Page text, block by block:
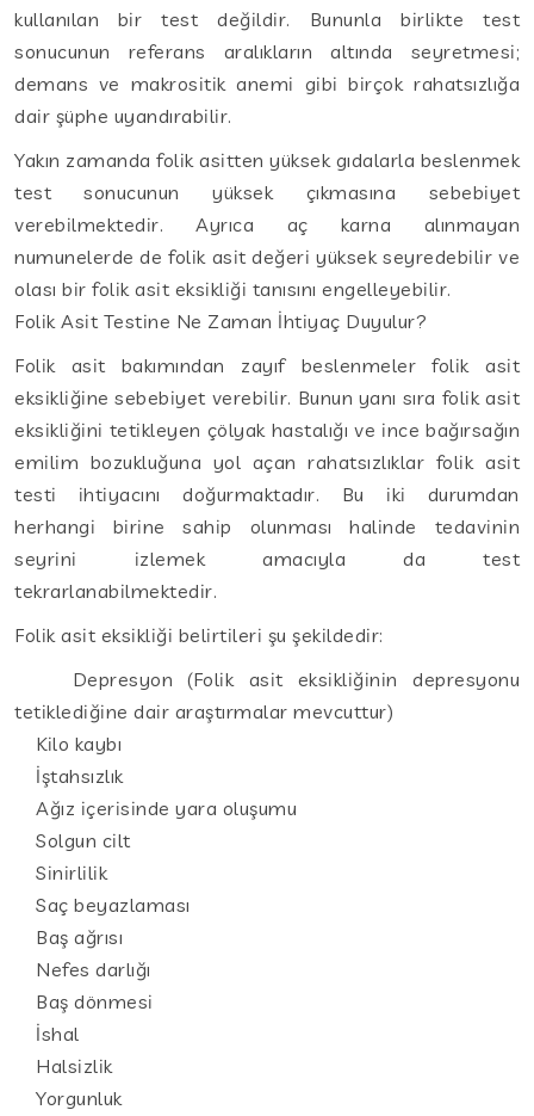
kullanılan bir test değildir. Bununla birlikte test
sonucunun referans aralıkların altında seyretmesi;
demans ve makrositik anemi gibi birçok rahatsızlığa
dair şüphe uyandırabilir.
Yakın zamanda folik asitten yüksek gıdalarla beslenmek
test sonucunun yüksek çıkmasına sebebiyet
verebilmektedir. Ayrıca aç karna alınmayan
numunelerde de folik asit değeri yüksek seyredebilir ve
olası bir folik asit eksikliği tanısını engelleyebilir.
Folik Asit Testine Ne Zaman İhtiyaç Duyulur?
Folik asit bakımından zayıf beslenmeler folik asit
eksikliğine sebebiyet verebilir. Bunun yanı sıra folik asit
eksikliğini tetikleyen çölyak hastalığı ve ince bağırsağın
emilim bozukluğuna yol açan rahatsızlıklar folik asit
testi ihtiyacını doğurmaktadır. Bu iki durumdan
herhangi birine sahip olunması halinde tedavinin
seyrini izlemek amacıyla da test
tekrarlanabilmektedir.
Folik asit eksikliği belirtileri şu şekildedir:
Depresyon (Folik asit eksikliğinin depresyonu
tetiklediğine dair araştırmalar mevcuttur)
Kilo kaybı
İştahsızlık
Ağız içerisinde yara oluşumu
Solgun cilt
Sinirlilik
Saç beyazlaması
Baş ağrısı
Nefes darlığı
Baş dönmesi
İshal
Halsizlik
Yorgunluk